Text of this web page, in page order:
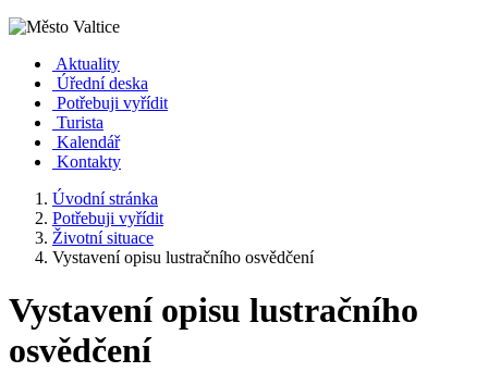
Aktuality
Úřední deska
Potřebuji vyřídit
Turista
Kalendář
Kontakty
Úvodní stránka
Potřebuji vyřídit
Životní situace
Vystavení opisu lustračního osvědčení
Vystavení opisu lustračního
osvědčení